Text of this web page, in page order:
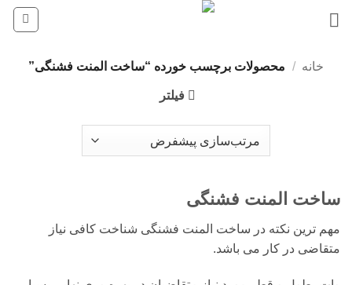
خانه / محصولات برچسب خورده “ساخت المنت فشنگی”
فیلتر
ساخت المنت فشنگی
مهم ترین نکته در ساخت المنت فشنگی شناخت کافی نیاز
متقاضی در کار می باشد.